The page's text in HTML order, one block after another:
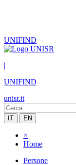
UNIFIND
|
UNIFIND
unisr.it
IT EN
×
Home
Persone